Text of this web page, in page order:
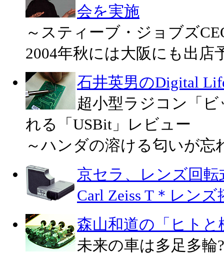
会を実施
～スティーブ・ジョブズ
2004年秋には大阪にも出店
石井英男のDigital
超小型ラジコン「
れる「USBit」レビュー
～ハンダの溶ける匂いが忘
京セラ、レンズ回
Carl Zeiss T＊レン
森山和道の「ヒトと
未来の車は多足多輪?